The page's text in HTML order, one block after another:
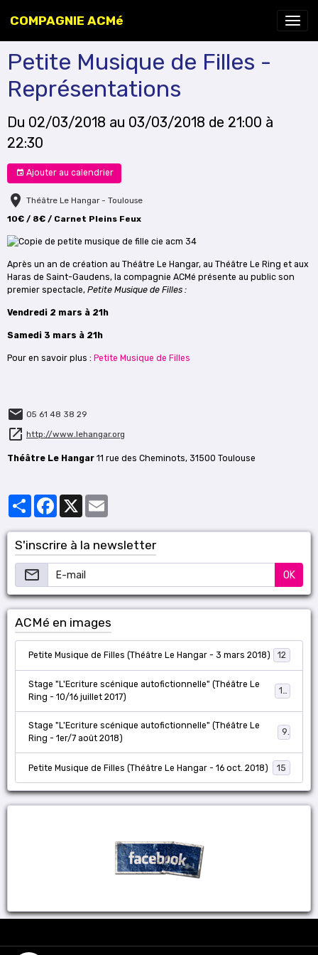
COMPAGNIE ACMé
Petite Musique de Filles -
Représentations
Du 02/03/2018 au 03/03/2018 de 21:00 à
22:30
Ajouter au calendrier
Théâtre Le Hangar - Toulouse
10€ / 8€ / Carnet Pleins Feux
Après un an de création au Théâtre Le Hangar, au Théâtre Le Ring et aux
Haras de Saint-Gaudens, la compagnie ACMé présente au public son
premier spectacle, Petite Musique de Filles :
Vendredi 2 mars à 21h
Samedi 3 mars à 21h
Pour en savoir plus : Petite Musique de Filles
05 61 48 38 29
http://www.lehangar.org
Théâtre Le Hangar 11 rue des Cheminots, 31500 Toulouse
PartagerFacebook
S'inscrire à la newsletter
OK
ACMé en images
Petite Musique de Filles (Théâtre Le Hangar - 3 mars 2018) 12
Stage "L'Ecriture scénique autofictionnelle" (Théâtre Le
Ring - 10/16 juillet 2017)
18
Stage "L'Ecriture scénique autofictionnelle" (Théâtre Le
Ring - 1er/7 août 2018)
9
Petite Musique de Filles (Théâtre Le Hangar - 16 oct. 2018) 15